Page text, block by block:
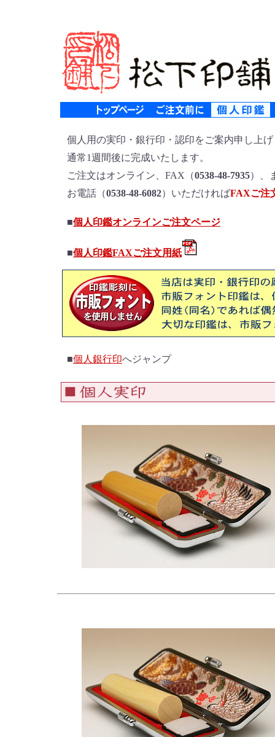
個人用の実印・銀行印・認印をご案内申し上げ
通常1週間後に完成いたします。
ご注文はオンライン、FAX（0538-48-7935）、
お電話（0538-48-6082）いただければFAXご注
■個人印鑑オンラインご注文ページ
■個人印鑑FAXご注文用紙
■個人銀行印へジャンプ